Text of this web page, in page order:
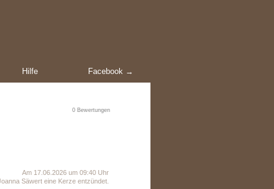
Hilfe Facebook →
0 Bewertungen
Am 17.06.2026 um 09:40 Uhr
Säwert eine Kerze entzündet.